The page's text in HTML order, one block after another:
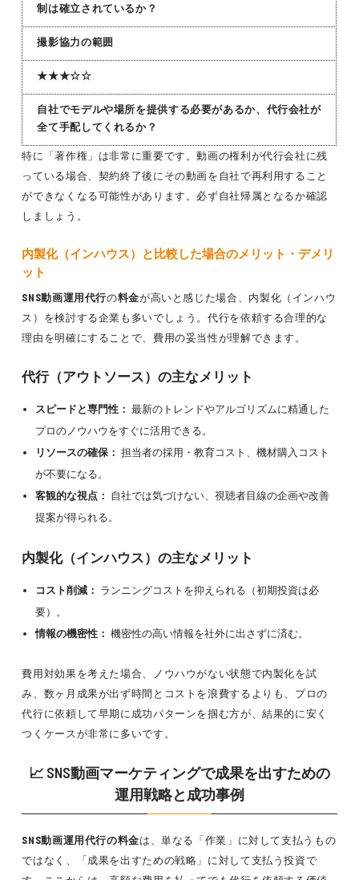
制は確立されているか？
撮影協力の範囲
★★★☆☆
自社でモデルや場所を提供する必要があるか、代行会社が
全て手配してくれるか？
特に「著作権」は非常に重要です。動画の権利が代行会社に残
っている場合、契約終了後にその動画を自社で再利用すること
ができなくなる可能性があります。必ず自社帰属となるか確認
しましょう。
内製化（インハウス）と比較した場合のメリット・デメリ
ット
SNS動画運用代行の料金が高いと感じた場合、内製化（インハウ
ス）を検討する企業も多いでしょう。代行を依頼する合理的な
理由を明確にすることで、費用の妥当性が理解できます。
代行（アウトソース）の主なメリット
スピードと専門性： 最新のトレンドやアルゴリズムに精通した
プロのノウハウをすぐに活用できる。
リソースの確保： 担当者の採用・教育コスト、機材購入コスト
が不要になる。
客観的な視点： 自社では気づけない、視聴者目線の企画や改善
提案が得られる。
内製化（インハウス）の主なメリット
コスト削減： ランニングコストを抑えられる（初期投資は必
要）。
情報の機密性： 機密性の高い情報を社外に出さずに済む。
費用対効果を考えた場合、ノウハウがない状態で内製化を試
み、数ヶ月成果が出ず時間とコストを浪費するよりも、プロの
代行に依頼して早期に成功パターンを掴む方が、結果的に安く
つくケースが非常に多いです。
📈 SNS動画マーケティングで成果を出すための
運用戦略と成功事例
SNS動画運用代行の料金は、単なる「作業」に対して支払うもの
ではなく、「成果を出すための戦略」に対して支払う投資で